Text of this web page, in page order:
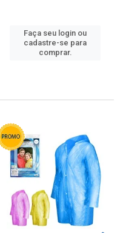
Faça seu login ou
cadastre-se para
comprar.